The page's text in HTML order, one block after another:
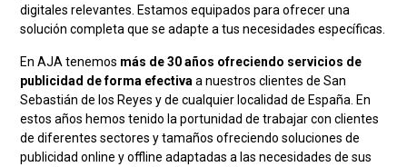
digitales relevantes. Estamos equipados para ofrecer una
solución completa que se adapte a tus necesidades específicas.
En AJA tenemos más de 30 años ofreciendo servicios de
publicidad de forma efectiva a nuestros clientes de San
Sebastián de los Reyes y de cualquier localidad de España. En
estos años hemos tenido la portunidad de trabajar con clientes
de diferentes sectores y tamaños ofreciendo soluciones de
publicidad online y offline adaptadas a las necesidades de sus